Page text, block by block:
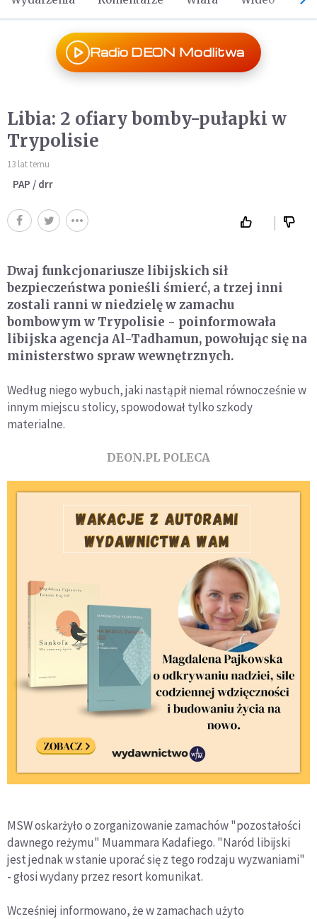
Radio DEON Modlitwa
Libia: 2 ofiary bomby-pułapki w
Trypolisie
13 lat temu
PAP / drr
Dwaj funkcjonariusze libijskich sił
bezpieczeństwa ponieśli śmierć, a trzej inni
zostali ranni w niedzielę w zamachu
bombowym w Trypolisie - poinformowała
libijska agencja Al-Tadhamun, powołując się na
ministerstwo spraw wewnętrznych.
Według niego wybuch, jaki nastąpił niemal równocześnie w
innym miejscu stolicy, spowodował tylko szkody
materialne.
DEON.PL POLECA
MSW oskarżyło o zorganizowanie zamachów "pozostałości
dawnego reżymu" Muammara Kadafiego. "Naród libijski
jest jednak w stanie uporać się z tego rodzaju wyzwaniami"
- głosi wydany przez resort komunikat.
Wcześniej informowano, że w zamachach użyto